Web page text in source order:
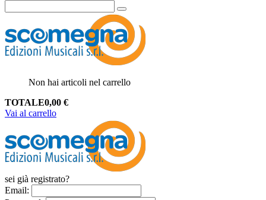
Non hai articoli nel carrello
TOTALE0,00 €
Vai al carrello
sei già registrato?
Email: